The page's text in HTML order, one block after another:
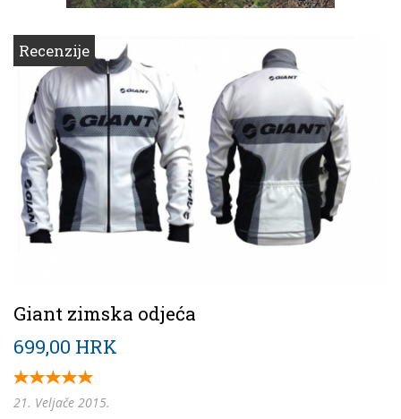
Recenzije
Giant zimska odjeća
699,00 HRK
21. Veljače 2015.